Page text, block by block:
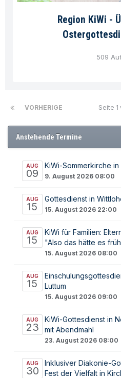
Region KiWi -
509
VORHERIGE Seite 1
Anstehende Termine
AUG
09
KiWi-Sommerkirche in
9. August 2026 08:00
AUG
15
Gottesdienst in
15. August 2026 22:00
AUG
15
KiWi für Familien:
"Also das hätte es
15. August 2026 08:00
AUG
15
Luttum
15. August 2026 09:00
AUG
23
KiWi-Gottesdienst in
mit Abendmahl
23. August 2026 08:00
AUG
30
Inklusiver Diakonie-
Fest der Vielfalt in